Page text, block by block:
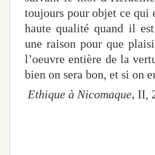
toujours pour objet ce qui
haute qualité quand il
une raison pour que
l’oeuvre entière de la
bien on sera bon, et si on
Ethique à Nicomaque, II,